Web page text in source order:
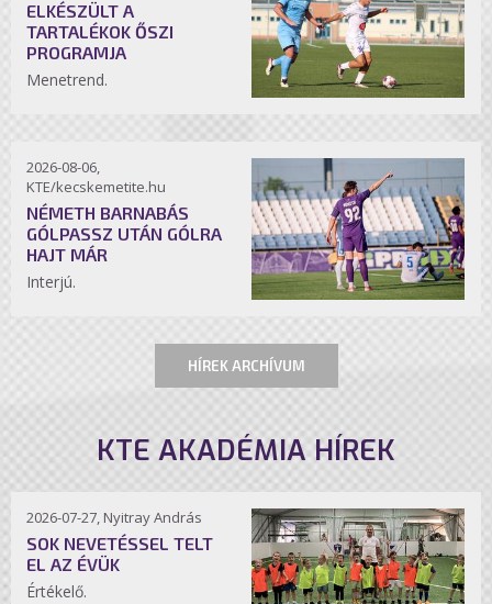
ELKÉSZÜLT A
TARTALÉKOK ŐSZI
PROGRAMJA
Menetrend.
2026-08-06,
KTE/kecskemetite.hu
NÉMETH BARNABÁS
GÓLPASSZ UTÁN GÓLRA
HAJT MÁR
Interjú.
HÍREK ARCHÍVUM
KTE AKADÉMIA HÍREK
2026-07-27, Nyitray András
SOK NEVETÉSSEL TELT
EL AZ ÉVÜK
Értékelő.